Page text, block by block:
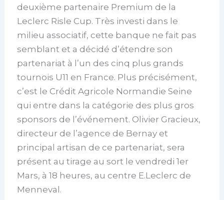
deuxième partenaire Premium de la
Leclerc Risle Cup. Très investi dans le
milieu associatif, cette banque ne fait pas
semblant et a décidé d’étendre son
partenariat à l’un des cinq plus grands
tournois U11 en France. Plus précisément,
c’est le Crédit Agricole Normandie Seine
qui entre dans la catégorie des plus gros
sponsors de l’événement. Olivier Gracieux,
directeur de l’agence de Bernay et
principal artisan de ce partenariat, sera
présent au tirage au sort le vendredi 1er
Mars, à 18 heures, au centre E.Leclerc de
Menneval.